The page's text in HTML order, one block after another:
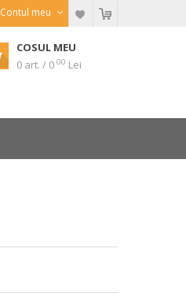
Contul meu
COSUL MEU
0 art. / 0 00 Lei